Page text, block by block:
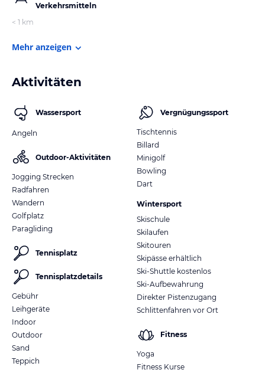
Verkehrsmitteln
< 1 km
Mehr anzeigen
Aktivitäten
Wassersport
Angeln
Outdoor-Aktivitäten
Jogging Strecken
Radfahren
Wandern
Golfplatz
Paragliding
Tennisplatz
Tennisplatzdetails
Gebühr
Leihgeräte
Indoor
Outdoor
Sand
Teppich
Vergnügungssport
Tischtennis
Billard
Minigolf
Bowling
Dart
Wintersport
Skischule
Skilaufen
Skitouren
Skipässe erhältlich
Ski-Shuttle kostenlos
Ski-Aufbewahrung
Direkter Pistenzugang
Schlittenfahren vor Ort
Fitness
Yoga
Fitness Kurse